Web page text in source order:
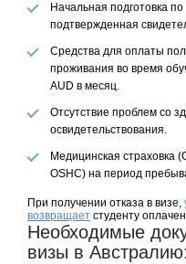
Начальная подготовка
подтвержденная
Средства для оплаты
проживания во время
AUD в месяц.
Отсутствие проблем со
освидетельствования.
Медицинская страховка
OSHC) на период
При получении отказа в визе,
возвращает студенту
Необходимые
визы в Австралию: